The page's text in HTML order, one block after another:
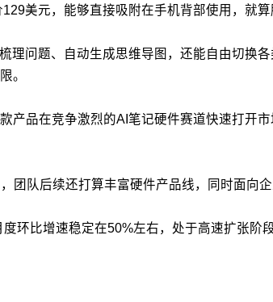
美元，能够直接吸附在手机背部使用，就
理问题、自动生成思维导图，还能自由切换
。
产品在竞争激烈的AI笔记硬件赛道快速打开
队后续还打算丰富硬件产品线，同时面向企
环比增速稳定在50%左右，处于高速扩张阶段